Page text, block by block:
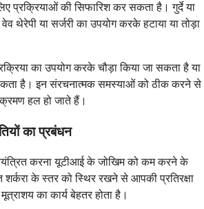
प्रक्रियाओं की सिफारिश कर सकता है। गुर्दे या
थेरेपी या सर्जरी का उपयोग करके हटाया या तोड़ा
का उपयोग करके चौड़ा किया जा सकता है या
है। इन संरचनात्मक समस्याओं को ठीक करने से
हल हो जाते हैं।
का प्रबंधन
करना यूटीआई के जोखिम को कम करने के
शर्करा के स्तर को स्थिर रखने से आपकी प्रतिरक्षा
का कार्य बेहतर होता है।